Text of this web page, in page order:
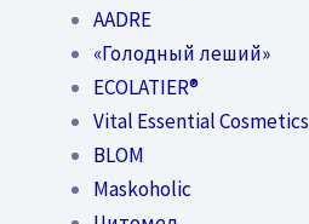
AADRE
«Голодный леший»
EСОLATIER®
Vital Essential Cosmetics
BLOM
Maskoholic